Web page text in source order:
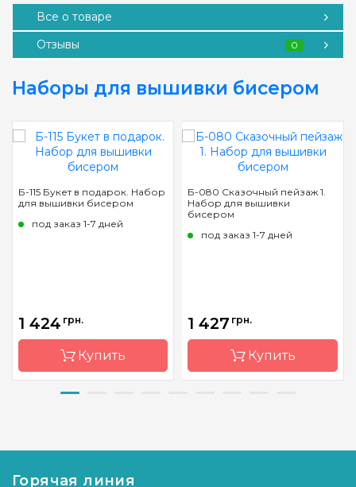
Все о товаре
Отзывы
0
Наборы для вышивки бисером
Б-115 Букет в подарок. Набор
для вышивки бисером
под заказ 1-7 дней
1 424 грн.
Купить
производитель
Б-080 Сказочный пейзаж 1.
Набор для вышивки
бисером
под заказ 1-7 дней
1 427 грн.
Купить
Горячая линия